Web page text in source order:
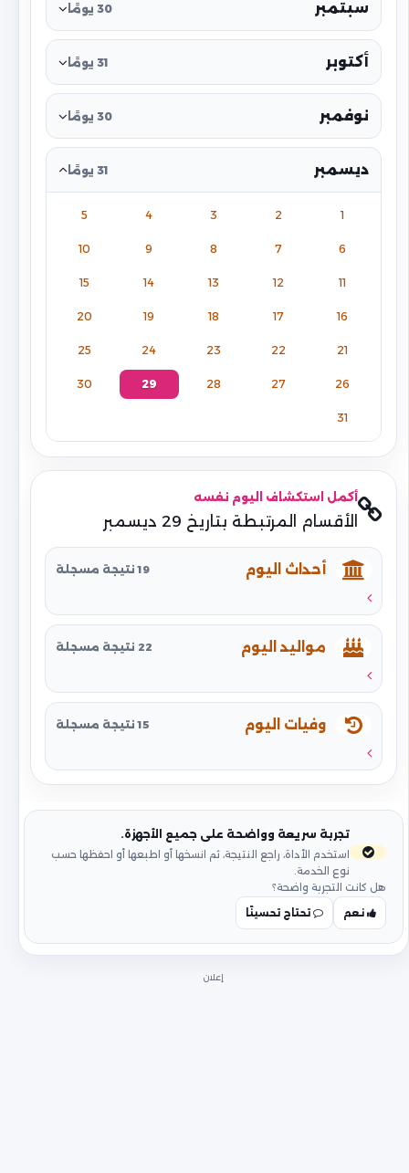
سبتمبر 30 يومًا
أكتوبر 31 يومًا
نوفمبر 30 يومًا
ديسمبر 31 يومًا
1
2
3
4
5
6
7
8
9
10
11
12
13
14
15
16
17
18
19
20
21
22
23
24
25
26
27
28
29
30
31
أكمل استكشاف اليوم نفسه
الأقسام المرتبطة بتاريخ 29 ديسمبر
أحداث اليوم 19 نتيجة مسجلة
مواليد اليوم 22 نتيجة مسجلة
وفيات اليوم 15 نتيجة مسجلة
تجربة سريعة وواضحة على جميع الأجهزة.
استخدم الأداة، راجع النتيجة، ثم انسخها أو اطبعها أو احفظها حسب
نوع الخدمة.
هل كانت التجربة واضحة؟
نعم
تحتاج تحسينًا
إعلان